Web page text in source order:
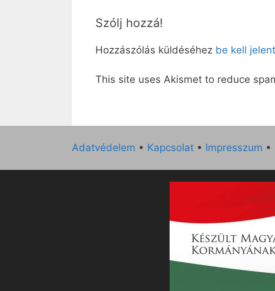
Szólj hozzá!
Hozzászólás küldéséhez be kell
This site uses Akismet to reduce
Adatvédelem • Kapcsolat • Impresszum •